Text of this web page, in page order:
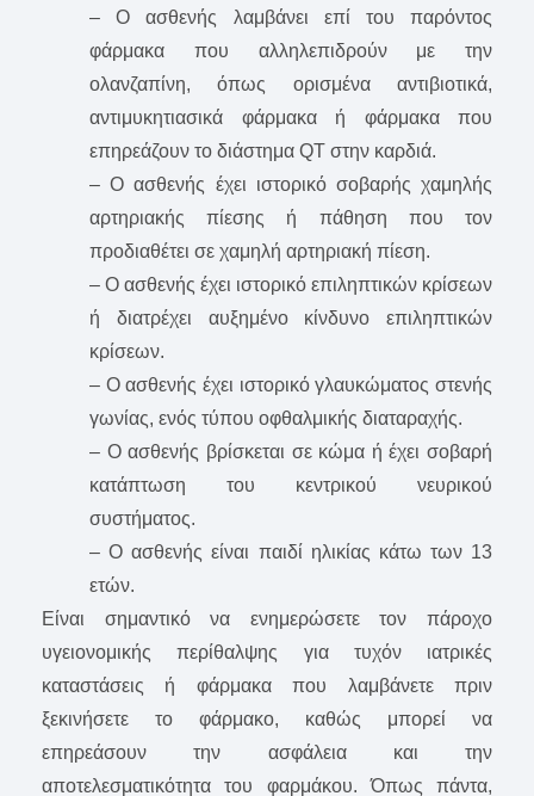
– Ο ασθενής λαμβάνει επί του παρόντος
φάρμακα που αλληλεπιδρούν με την
ολανζαπίνη, όπως ορισμένα αντιβιοτικά,
αντιμυκητιασικά φάρμακα ή φάρμακα που
επηρεάζουν το διάστημα QT στην καρδιά.
– Ο ασθενής έχει ιστορικό σοβαρής χαμηλής
αρτηριακής πίεσης ή πάθηση που τον
προδιαθέτει σε χαμηλή αρτηριακή πίεση.
– Ο ασθενής έχει ιστορικό επιληπτικών κρίσεων
ή διατρέχει αυξημένο κίνδυνο επιληπτικών
κρίσεων.
– Ο ασθενής έχει ιστορικό γλαυκώματος στενής
γωνίας, ενός τύπου οφθαλμικής διαταραχής.
– Ο ασθενής βρίσκεται σε κώμα ή έχει σοβαρή
κατάπτωση του κεντρικού νευρικού
συστήματος.
– Ο ασθενής είναι παιδί ηλικίας κάτω των 13
ετών.
Είναι σημαντικό να ενημερώσετε τον πάροχο
υγειονομικής περίθαλψης για τυχόν ιατρικές
καταστάσεις ή φάρμακα που λαμβάνετε πριν
ξεκινήσετε το φάρμακο, καθώς μπορεί να
επηρεάσουν την ασφάλεια και την
αποτελεσματικότητα του φαρμάκου. Όπως πάντα,